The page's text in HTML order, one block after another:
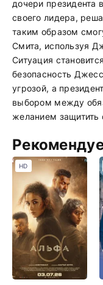
дочери президента
своего лидера,
таким образом
Смита, используя
Ситуация
безопасность
угрозой, а
выбором между
желанием
HD